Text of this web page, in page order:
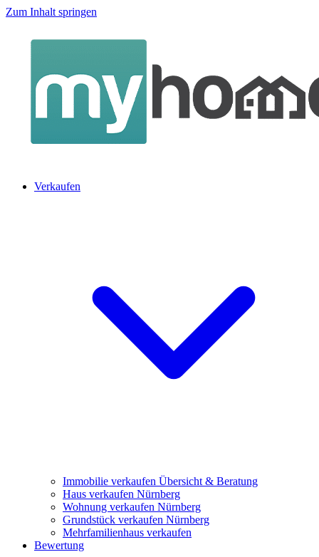
Zum Inhalt springen
Verkaufen
Immobilie verkaufen Übersicht & Beratung
Haus verkaufen Nürnberg
Wohnung verkaufen Nürnberg
Grundstück verkaufen Nürnberg
Mehrfamilienhaus verkaufen
Bewertung